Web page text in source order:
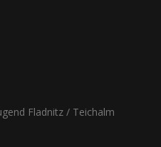
Fladnitz / Teichalm